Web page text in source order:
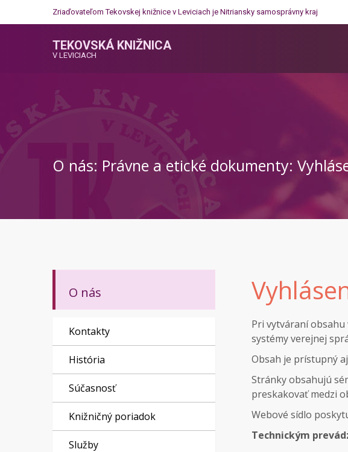
Zriaďovateľom Tekovskej knižnice v Leviciach je Nitriansky samosprávny kraj
TEKOVSKÁ KNIŽNICA
V LEVICIACH
O nás: Právne a etické dokumenty:
O nás
Kontakty
História
Súčasnosť
Knižničný poriadok
Služby
Pri vytváraní
systémy verejnej
Obsah je prístupný
Stránky obsahujú
preskakovať medzi
Webové sídlo
Technickým